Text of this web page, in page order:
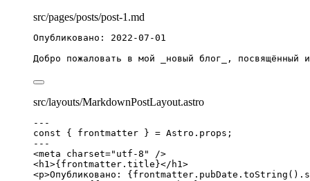
src/pages/posts/post-1.md
Опубликовано: 2022-07-01
Добро пожаловать в мой
новый блог , посвящённый
src/layouts/MarkdownPostLayout.astro
---
const { frontmatter } = Astro . props ;
---
<meta charset=" utf-8 "
/>
<h1 >{frontmatter . title}</ h1 >
<p>Опубликовано: {frontmatter . pubDate . toString () .